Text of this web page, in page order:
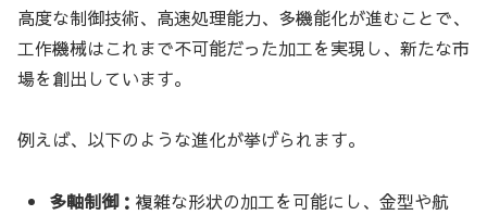
高度な制御技術、高速処理能力、多機能化が進むことで、
工作機械はこれまで不可能だった加工を実現し、新たな市
場を創出しています。
例えば、以下のような進化が挙げられます。
多軸制御：複雑な形状の加工を可能にし、金型や航